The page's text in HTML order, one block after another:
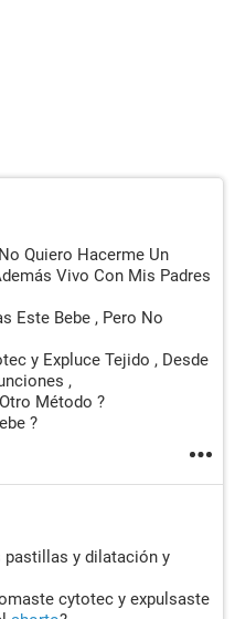
Quiero Hacerme Un
Vivo Con Mis Padres
Este Bebe , Pero No
y Expluce Tejido , Desde
,
Método ?
?
pastillas y dilatación y
cytotec y expulsaste